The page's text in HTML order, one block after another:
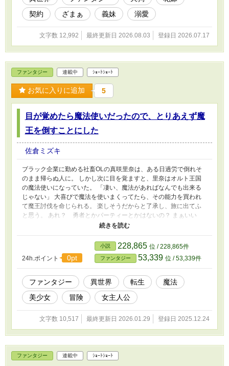
契約
ざまぁ 義妹 溺愛
文字数 12,992 最終更新日 2026.08.03 登録日 2026.07.17
ファンタジー 連載中 ｼｮｰﾄｼｮｰﾄ
お気に入りに追加 5
目が覚めたら魔法使いだったので、とりあえず魔
王を倒すことにした
佐倉ミズキ
ブラック企業に勤める社畜OLの真咲里奈は、ある日過労で倒れそ
のまま帰らぬ人に。 しかし次に目を覚ますと、里奈はオルト王国
の魔法使いになっていた。 「凄い、魔法があればなんでも出来る
じゃない」 大喜びで魔法を使いまくってたら、その能力を買われ
て魔王討伐を命じられる。 楽しそうだからと了承し、旅に出てふ
と思う。 あれ？ 勇者とかパーティーとかはないの？ まぁいい
か。 社畜時代の根性で、魔法を使って人々を助け働きまくってた
ら魔王に見初められちゃった！？ 転生の恋愛？ファンタジー。
24h.ポイント 0pt
小説 228,865 位 / 228,865件
ファンタジー 53,339 位 / 53,339件
ファンタジー 異世界 転生
魔法
美少女
冒険 女主人公
文字数 10,517 最終更新日 2026.01.29 登録日 2025.12.24
ファンタジー 連載中 ｼｮｰﾄｼｮｰﾄ